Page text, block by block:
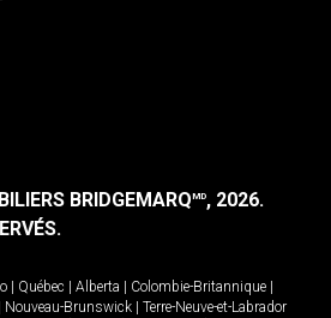
BRIDGEMARQMD, 2026.
Québec Alberta Colombie-Britannique
Nouveau-Brunswick
Terre-Neuve-et-Labrador